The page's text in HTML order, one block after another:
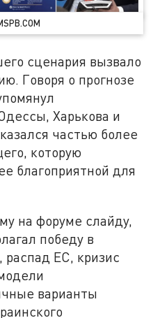
сценария вызвало
Говоря о прогнозе
Харькова и
частью более
которую
благоприятной для
на форуме слайду,
победу в
распад ЕС, кризис
варианты